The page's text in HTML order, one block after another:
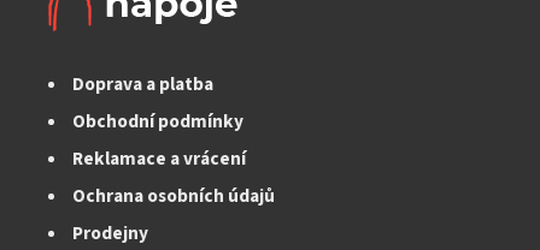
Doprava a platba
Obchodní podmínky
Reklamace a vrácení
Ochrana osobních údajů
Prodejny